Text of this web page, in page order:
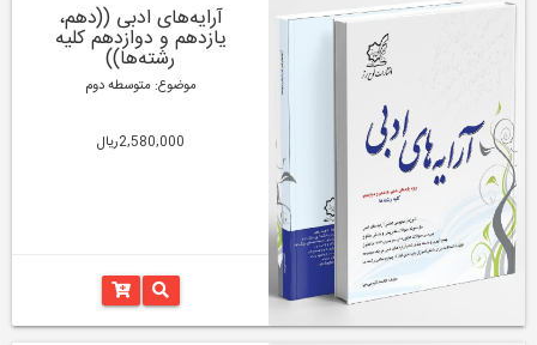
آرایه‌های ادبی ((دهم،
یازدهم و دوازدهم کلیه
رشته‌‌ها))
موضوع: متوسطه دوم
2,580,000ریال